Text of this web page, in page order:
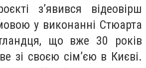
зʼявився відеовірш
у виконанні Стюарта
що вже 30 років
зі своєю сімʼєю в Києві.